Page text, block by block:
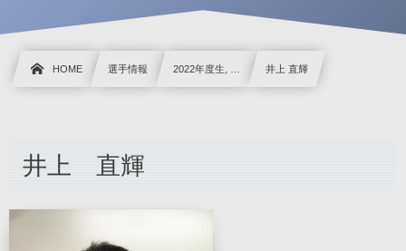
HOME 選手情報 2022年度生, … 井上 直輝
井上 直輝